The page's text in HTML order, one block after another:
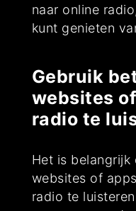
naar online
kunt genieten
Gebruik
websites
radio te
Het is belangrijk
websites of
radio te